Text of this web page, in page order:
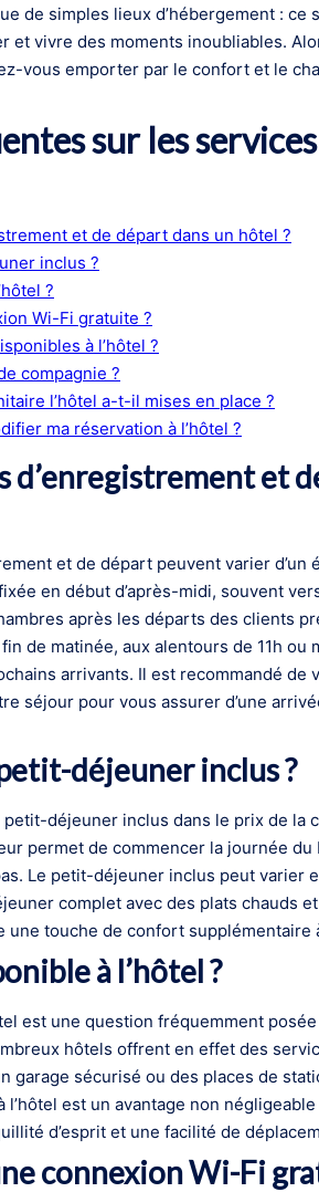
de simples lieux d’hébergement : ce
et vivre des moments inoubliables.
vous emporter par le confort et le
sur les
et de départ dans un hôtel ?
inclus ?
?
Wi-Fi gratuite ?
à l’hôtel ?
compagnie ?
l’hôtel a-t-il mises en place ?
ma réservation à l’hôtel ?
d’enregistrement et
et de départ peuvent varier d’un
en début d’après-midi, souvent
après les départs des clients
de matinée, aux alentours de 11h ou
arrivants. Il est recommandé
séjour pour vous assurer d’une
déjeuner inclus ?
déjeuner inclus dans le prix de la
permet de commencer la journée
Le petit-déjeuner inclus peut varier
complet avec des plats chauds
touche de confort supplémentaire
à l’hôtel ?
est une question fréquemment
hôtels offrent en effet des
garage sécurisé ou des places de
l’hôtel est un avantage non
d’esprit et une facilité de
connexion Wi-Fi